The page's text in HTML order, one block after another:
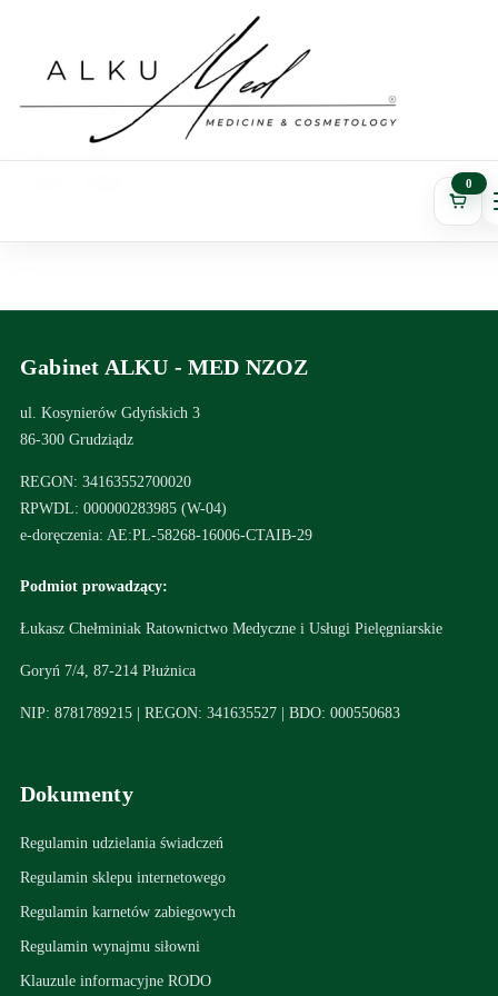
0
Gabinet ALKU - MED NZOZ
ul. Kosynierów Gdyńskich 3
86-300 Grudziądz
REGON: 34163552700020
RPWDL: 000000283985 (W-04)
e-doręczenia: AE:PL-58268-16006-CTAIB-29
Podmiot prowadzący:
Łukasz Chełminiak Ratownictwo Medyczne i Usługi Pielęgniarskie
Goryń 7/4, 87-214 Płużnica
NIP: 8781789215 | REGON: 341635527 | BDO: 000550683
Dokumenty
Regulamin udzielania świadczeń
Regulamin sklepu internetowego
Regulamin karnetów zabiegowych
Regulamin wynajmu siłowni
Klauzule informacyjne RODO